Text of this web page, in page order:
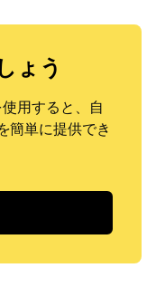
ょう
用すると、自
簡単に提供でき